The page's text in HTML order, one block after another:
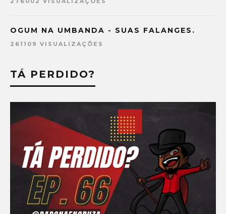
OGUM NA UMBANDA - SUAS FALANGES.
261109 VISUALIZAÇÕES
TÁ PERDIDO?